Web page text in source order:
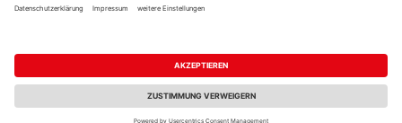
Impressum Datenschutz
Nutzungsbedingungen
Barrierefreiheitserklärung
Vertrag widerrufen